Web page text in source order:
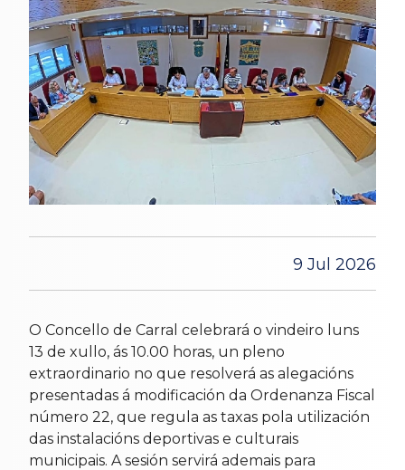
9 Jul 2026
O Concello de Carral celebrará o vindeiro luns
13 de xullo, ás 10.00 horas, un pleno
extraordinario no que resolverá as alegacións
presentadas á modificación da Ordenanza Fiscal
número 22, que regula as taxas pola utilización
das instalacións deportivas e culturais
municipais. A sesión servirá ademais para